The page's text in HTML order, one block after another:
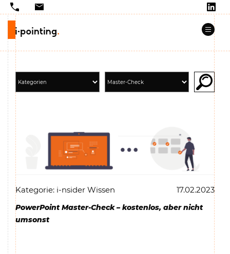
Kategorie: i-nsider Wissen 17.02.2023
PowerPoint Master-Check – kostenlos, aber nicht
umsonst